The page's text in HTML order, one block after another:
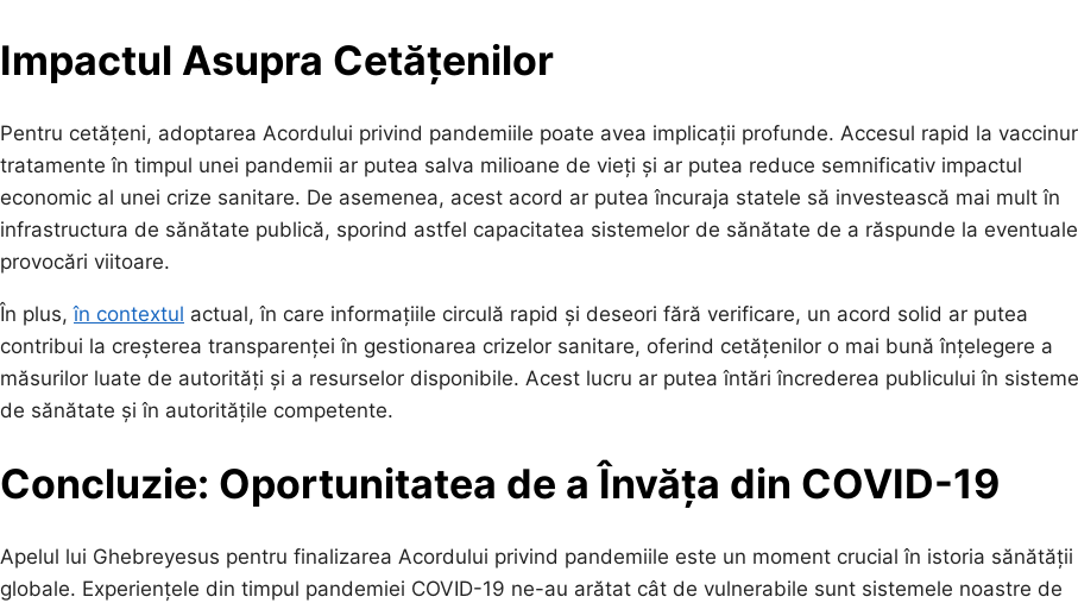
Impactul Asupra Cetățenilor
Pentru cetățeni, adoptarea Acordului privind pandemiile poate avea implicații profunde. Accesul rapid la
tratamente în timpul unei pandemii ar putea salva milioane de vieți și ar putea reduce semnificativ impactul
economic al unei crize sanitare. De asemenea, acest acord ar putea încuraja statele să investească mai mult în
infrastructura de sănătate publică, sporind astfel capacitatea sistemelor de sănătate de a răspunde la
provocări viitoare.
În plus,în contextul actual, în care informațiile circulă rapid și deseori fără verificare, un acord solid ar putea
contribui la creșterea transparenței în gestionarea crizelor sanitare, oferind cetățenilor o mai bună înțelegere a
măsurilor luate de autorități și a resurselor disponibile. Acest lucru ar putea întări încrederea publicului în
de sănătate și în autoritățile competente.
Concluzie: Oportunitatea de a Învăța din COVID-19
Apelul lui Ghebreyesus pentru finalizarea Acordului privind pandemiile este un moment crucial în istoria sănătății
globale. Experiențele din timpul pandemiei COVID-19 ne-au arătat cât de vulnerabile sunt sistemele noastre de